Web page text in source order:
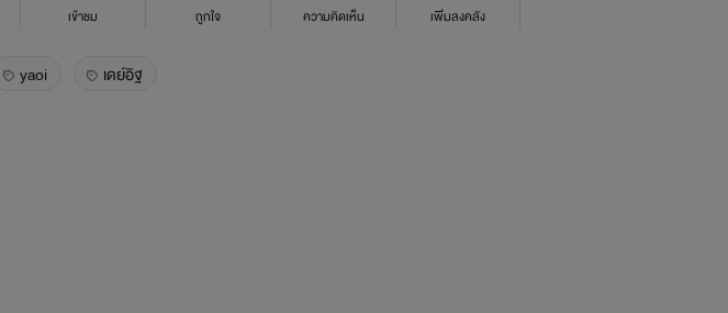
เข้าชม ถูกใจ ความคิดเห็น เพิ่มลงคลัง
yaoi เดย์อิฐ